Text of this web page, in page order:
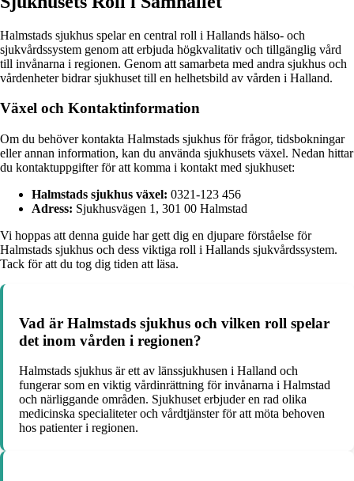
Halmstads sjukhus spelar en central roll i Hallands hälso- och
sjukvårdssystem genom att erbjuda högkvalitativ och tillgänglig vård
till invånarna i regionen. Genom att samarbeta med andra sjukhus och
vårdenheter bidrar sjukhuset till en helhetsbild av vården i Halland.
Växel och Kontaktinformation
Om du behöver kontakta Halmstads sjukhus för frågor, tidsbokningar
eller annan information, kan du använda sjukhusets växel. Nedan hittar
du kontaktuppgifter för att komma i kontakt med sjukhuset:
Halmstads sjukhus växel: 0321-123 456
Adress: Sjukhusvägen 1, 301 00 Halmstad
Vi hoppas att denna guide har gett dig en djupare förståelse för
Halmstads sjukhus och dess viktiga roll i Hallands sjukvårdssystem.
Tack för att du tog dig tiden att läsa.
Vad är Halmstads sjukhus och vilken roll spelar
det inom vården i regionen?
Halmstads sjukhus är ett av länssjukhusen i Halland och
fungerar som en viktig vårdinrättning för invånarna i Halmstad
och närliggande områden. Sjukhuset erbjuder en rad olika
medicinska specialiteter och vårdtjänster för att möta behoven
hos patienter i regionen.